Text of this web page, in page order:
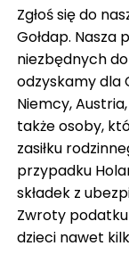
FAQ
SŁOWNIK
O NAS
KARIERA
DLA FIRM
BLOG
KONTAKT
Zgłoś się do
Gołdap. Nasza
niezbędnych
odzyskamy dla
Niemcy,
także osoby,
zasiłku
przypadku
składek z
Zwroty podatku
dzieci nawet